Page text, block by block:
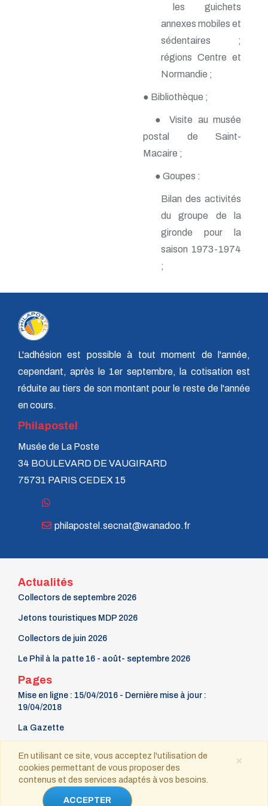
n° 118 - Janvier 2004
n° 113 - Octobre 2002
n° 112 - Juillet 2002
n° 111 - Avril 2002
n° 110 - Janvier 2002
n° 109 - Octobre 2001
n° 107 - Avril 2001
n° 105 - Octobre 2000
n° 104 - Juillet 2000
n° 103 - Avril 2000
n° 74 - Janvier 1999
n° 71 - Avril 1998
n° 69 - Octobre 1997
n° 68 - Juillet 1997
n° 66 - Janvier 1997
n° 64 - Juillet 1996
n° 63 - Avril 1996
n° 61 - Octobre 1995
n° 60 - Juillet 1995
n° 59 - Avril 1995
n° 57 - Octobre 1994
n° 56 - Juillet 1994
n° 55 - Avril 1994
n° 54 - Janvier 1994
n° 53 - Octobre 1993
n° 52 - Juillet 1993
n° 51 - Avril 1993
les guichets
annexes mobiles et
sédentaires ;
régions Centre et
Normandie ;
● Bibliothèque ;
● Visite au musée
postal de Saint-
Macaire ;
● Goupes :
Bilan des activités
du groupe de la
gironde pour la
saison 1973-1974
;
L'adhésion est possible à tout moment de l'année,
cependant, après le 1er septembre, la cotisation est
réduite au tiers de son montant pour le reste de l'année
en cours.
Philapostel
Musée de La Poste
34 BOULEVARD DE VAUGIRARD
75731 PARIS CEDEX 15
philapostel.secnat@wanadoo.fr
Actualités
Collectors de septembre 2026
Jetons touristiques MDP 2026
Collectors de juin 2026
Le Phil à la patte 16 - août- septembre 2026
Pages
Mise en ligne : 15/04/2016 - Dernière mise à jour :
19/04/2018
La Gazette
Contact
Copyright © 2021-2025 tous droits réservés
×
En utilisant ce site, vous acceptez l'utilisation de
cookies permettant de vous proposer des
contenus et des services adaptés à vos besoins.
ACCEPTER